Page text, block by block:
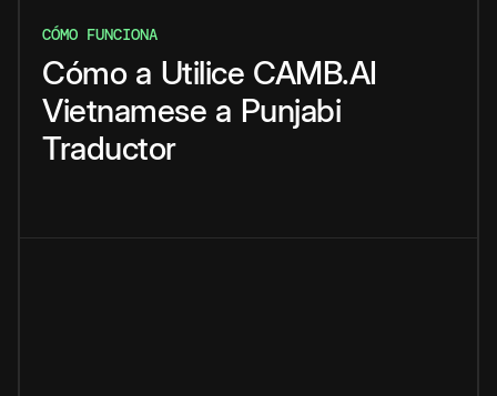
CÓMO FUNCIONA
Cómo a Utilice CAMB.AI
Vietnamese a Punjabi
Traductor